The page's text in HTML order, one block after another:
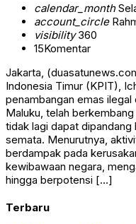
calendar_month
account_circle
visibility360
15Komentar
Jakarta,
Indonesia Timur (KPIT),
penambangan emas ilegal
Maluku, telah
tidak lagi dapat dipandang
semata. Menurutnya,
berdampak pada
kewibawaan negara,
hingga berpotensi […]
Terbaru